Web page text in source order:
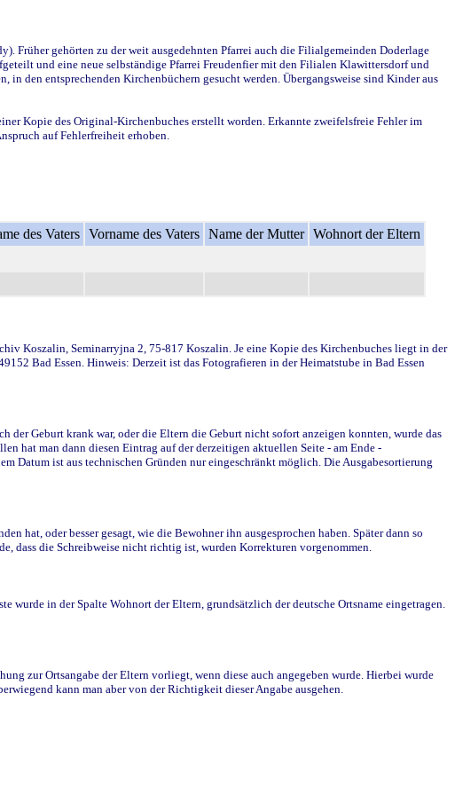
Früher gehörten zu der weit ausgedehnten Pfarrei auch die Filialgemeinden Doderlage
und eine neue selbständige Pfarrei Freudenfier mit den Filialen Klawittersdorf und
den entsprechenden Kirchenbüchern gesucht werden. Übergangsweise sind Kinder aus
Kopie des Original-Kirchenbuches erstellt worden. Erkannte zweifelsfreie Fehler im
auf Fehlerfreiheit erhoben.
des Vaters Vorname des Vaters Name der Mutter Wohnort der Eltern
Koszalin, Seminarryjna 2, 75-817 Koszalin. Je eine Kopie des Kirchenbuches liegt in der
Bad Essen. Hinweis: Derzeit ist das Fotografieren in der Heimatstube in Bad Essen
Geburt krank war, oder die Eltern die Geburt nicht sofort anzeigen konnten, wurde das
hat man dann diesen Eintrag auf der derzeitigen aktuellen Seite - am Ende -
Datum ist aus technischen Gründen nur eingeschränkt möglich. Die Ausgabesortierung
hat, oder besser gesagt, wie die Bewohner ihn ausgesprochen haben. Später dann so
dass die Schreibweise nicht richtig ist, wurden Korrekturen vorgenommen.
in der Spalte Wohnort der Eltern, grundsätzlich der deutsche Ortsname eingetragen.
zur Ortsangabe der Eltern vorliegt, wenn diese auch angegeben wurde. Hierbei wurde
kann man aber von der Richtigkeit dieser Angabe ausgehen.